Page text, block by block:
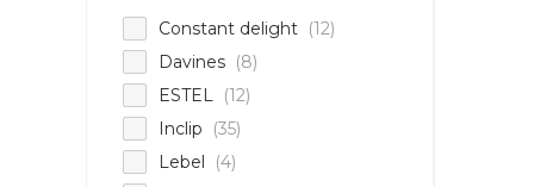
Constant delight (12)
Davines (8)
ESTEL
(12)
Inclip
(35)
Lebel
(4)